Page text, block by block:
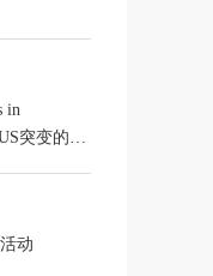
in
突变的功
动